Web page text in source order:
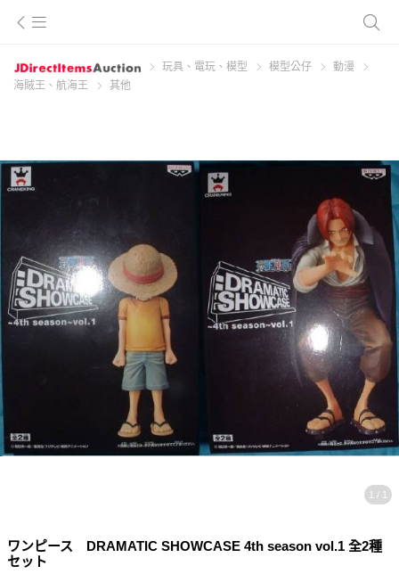
玩具、電玩、模型 模型公仔
動漫
海賊王、航海王
其他
1 / 1
ワンピース DRAMATIC SHOWCASE 4th season vol.1 全2種
セット